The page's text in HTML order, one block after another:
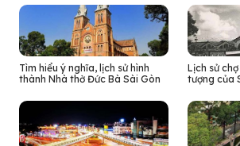
Tìm hiểu ý nghĩa, lịch sử hình
thành Nhà thờ Đức Bà Sài Gòn
Lịch sử
tượng của